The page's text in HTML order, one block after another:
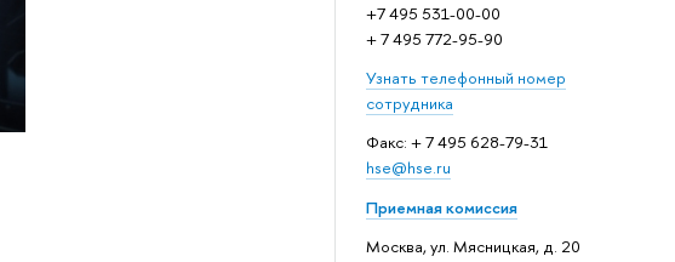
+7 495 531-00-00
+ 7 495 772-95-90
Узнать телефонный номер
сотрудника
Факс: + 7 495 628-79-31
hse@hse.ru
Приемная комиссия
Москва, ул. Мясницкая, д. 20